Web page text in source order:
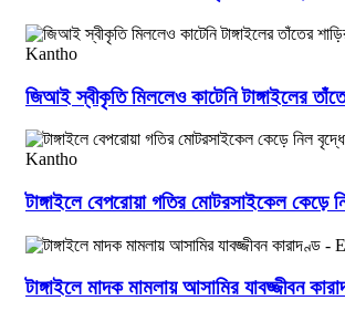
জিআই স্বীকৃতি মিললেও কাটেনি টাঙ্গাইলের
টাঙ্গাইলে বেপরোয়া গতির মোটরসাইকেল কেড়ে
টাঙ্গাইলে মাদক মামলায় আসামির যাবজ্জীবন